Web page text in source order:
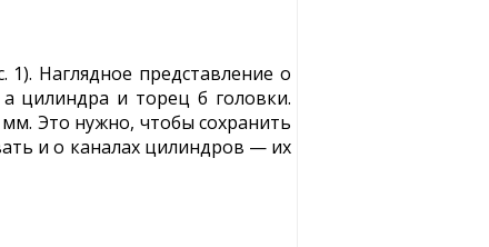
Наглядное представление о
цилиндра и торец б головки.
Это нужно, чтобы сохранить
и о каналах цилиндров — их